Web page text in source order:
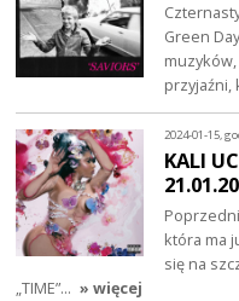
Green
przyjaźni,
2024-01-15,
KALI
która ma
się na
„TIME”… » więcej